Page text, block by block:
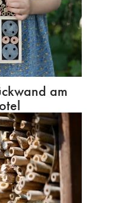
am